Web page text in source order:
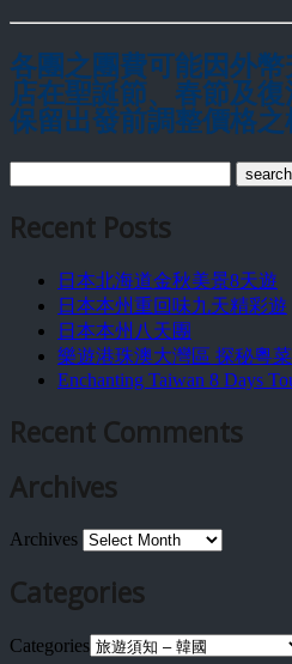
各團之團費可能因外
店在聖誕節、春節及
保留出發前調整價格之
Recent Posts
日本北海道金秋美景8天遊
日本本州重回味九天精彩遊
日本本州八天團
樂遊港珠澳大灣區 探秘粵
Enchanting Taiwan 8 Days
Recent Comments
Archives
Archives
Categories
Categories